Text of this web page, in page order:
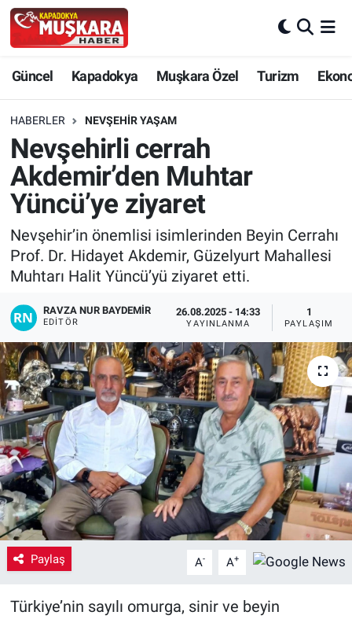
Güncel Kapadokya Muşkara Özel Turizm
HABERLER NEVŞEHIR YAŞAM
Nevşehirli cerrah
Akdemir’den Muhtar
Yüncü’ye ziyaret
Nevşehir’in önemlisi isimlerinden Beyin Cerrahı
Prof. Dr. Hidayet Akdemir, Güzelyurt Mahallesi
Muhtarı Halit Yüncü’yü ziyaret etti.
RAVZA NUR BAYDEMIR
EDITÖR
26.08.2025 - 14:33
YAYINLANMA
1
PAYLAŞIM
Paylaş A- A+
Türkiye’nin sayılı omurga, sinir ve beyin
Güncel
SEÇİM
Muşkara Özel
Ekonomi
Kapadokya
Kültür - Sanat
Yaşam
VEFATLAR
Nevşehir Hava Durumu
Nevşehir Trafik Yoğunluk Haritası
Süper Lig Puan Durumu ve Fikstür
Tüm Manşetler
Son Dakika Haberleri